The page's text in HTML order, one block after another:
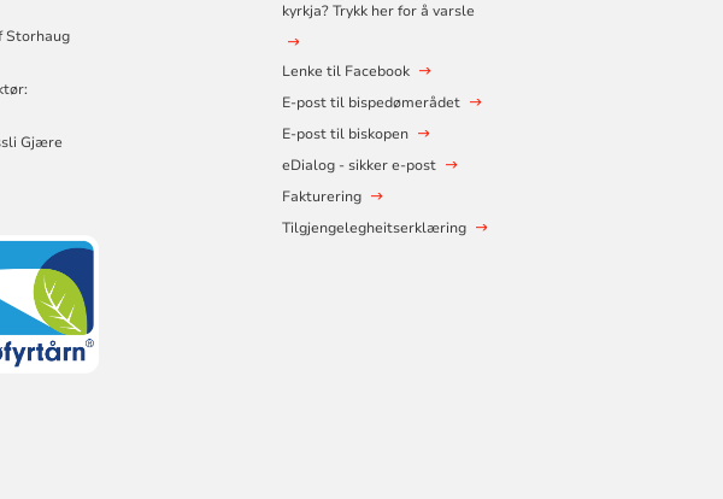
Storhaug
Gjære
kyrkja? Trykk her for å varsle
Lenke til Facebook
E-post til bispedømerådet
E-post til biskopen
eDialog - sikker e-post
Fakturering
Tilgjengelegheitserklæring